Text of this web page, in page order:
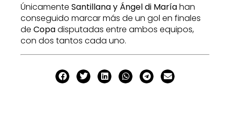
Únicamente Santillana y Ángel di Maríahan
conseguido marcar más de un gol en finales
de Copadisputadas entre ambos equipos,
con dos tantos cada uno.